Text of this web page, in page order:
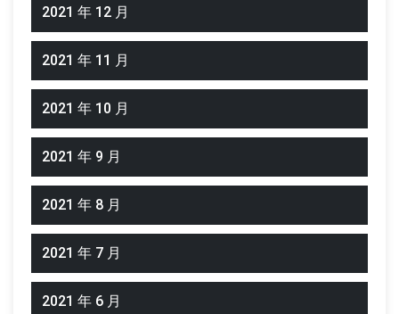
2021 年 12 月
2021 年 11 月
2021 年 10 月
2021 年 9 月
2021 年 8 月
2021 年 7 月
2021 年 6 月